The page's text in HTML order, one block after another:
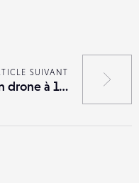
SUIVANT
DJI et Hasselblad présentent un drone à 100 MP